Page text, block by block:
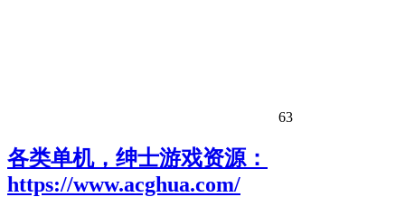
63
各类单机，绅士游戏资源：
https://www.acghua.com/